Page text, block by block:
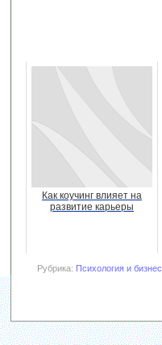
Как коучинг влияет на
развитие карьеры
Рубрика: Психология и бизнес